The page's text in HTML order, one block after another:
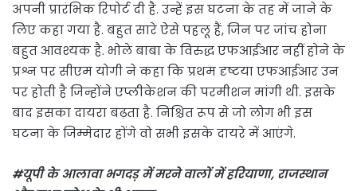
अपनी प्रारंभिक रिपोर्ट दी है. उन्हें इस घटना के तह में जाने के
लिए कहा गया है. बहुत सारे ऐसे पहलू हैं, जिन पर जांच होना
बहुत आवश्यक है. भोले बाबा के विरुद्ध एफआईआर नहीं होने के
प्रश्न पर सीएम योगी ने कहा कि प्रथम दृष्टया एफआईआर उन
पर होती है जिन्होंने एप्लीकेशन की परमीशन मांगी थी. इसके
बाद इसका दायरा बढ़ता है. निश्चित रूप से जो लोग भी इस
घटना के जिम्मेदार होंगे वो सभी इसके दायरे में आएंगे.
#यूपी के आलावा भगदड़ में मरने वालों में हरियाणा, राजस्थान